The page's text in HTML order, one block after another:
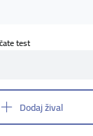
test
Dodaj žival